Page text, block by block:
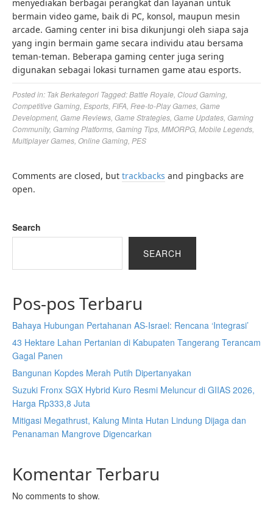
menyediakan berbagai perangkat dan layanan untuk
bermain video game, baik di PC, konsol, maupun mesin
arcade. Gaming center ini bisa dikunjungi oleh siapa saja
yang ingin bermain game secara individu atau bersama
teman-teman. Beberapa gaming center juga sering
digunakan sebagai lokasi turnamen game atau esports.
Posted in: Tak Berkategori Tagged:Battle Royale Cloud Gaming
Competitive Gaming Esports FIFA Free-to-Play Games Game
Development, Game Reviews Game Strategies Game Updates Gaming
Community, Gaming Platforms Gaming Tips MMORPG Mobile Legends
Multiplayer Games Online Gaming PES
Comments are closed, but trackbacks and pingbacks are
open.
Search
SEARCH
Pos-pos Terbaru
Bahaya Hubungan Pertahanan AS-Israel: Rencana ‘Integrasi’
43 Hektare Lahan Pertanian di Kabupaten Tangerang Terancam
Gagal Panen
Bangunan Kopdes Merah Putih Dipertanyakan
Suzuki Fronx SGX Hybrid Kuro Resmi Meluncur di GIIAS 2026,
Harga Rp333,8 Juta
Mitigasi Megathrust, Kalung Minta Hutan Lindung Dijaga dan
Penanaman Mangrove Digencarkan
Komentar Terbaru
No comments to show.